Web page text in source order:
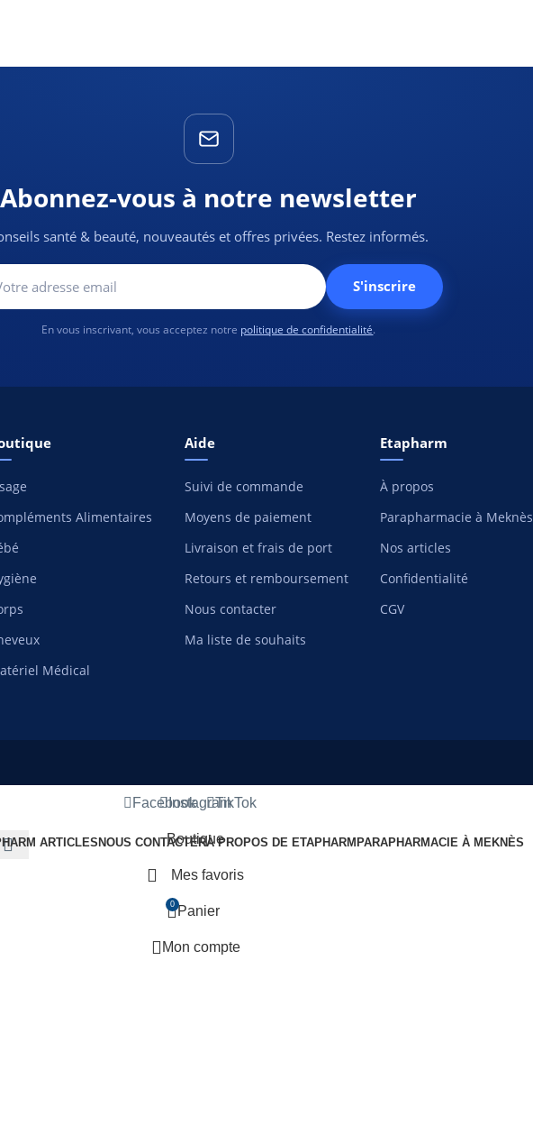
Abonnez-vous à notre newsletter
santé & beauté, nouveautés et offres privées. Restez informés.
S'inscrire
En vous inscrivant, vous acceptez notre politique de confidentialité.
Alimentaires
Médical
Aide
Suivi de commande
Moyens de paiement
Livraison et frais de port
Retours et remboursement
Nous contacter
Ma liste de souhaits
Etapharm
À propos
Parapharmacie à Meknès
Nos articles
Confidentialité
CGV
ARTICLESNOUS CONTACTERÀ PROPOS DE ETAPHARMPARAPHARMACIE À MEKNÈS
FacebookInstagramTikTok
Boutique
Mes favoris
0 Panier
Mon compte